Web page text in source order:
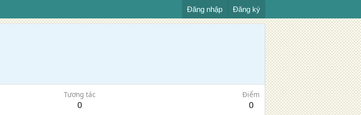
Đăng nhập Đăng ký
Tương tác
0
Điểm
0